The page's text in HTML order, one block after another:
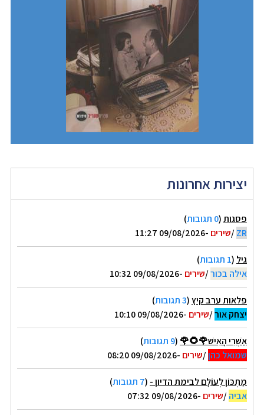
יצירות אחרונות
פסגות(0 תגובות
)
ZR
/שירים -09/08/2026 11:27
גיל (1 תגובות
)
אילה בכור/שירים -09/08/2026 10:32
פלאות ערב קיץ(3 תגובות
)
יצחק אור/שירים -09/08/2026 10:10
אַשְׁרֵי הָאִישׁ🌹🌻🌹 (9 תגובות
)
שמואל כהן/שירים -09/08/2026 08:20
מַתְכּוֹן לְעוֹלָם לבימת הדיון - (7 תגובות
)
אביה/שירים -09/08/2026 07:32